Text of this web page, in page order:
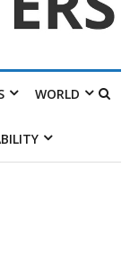
WORLD